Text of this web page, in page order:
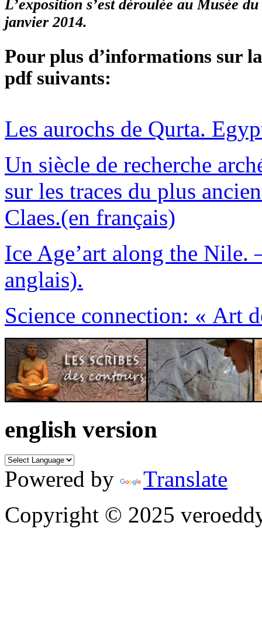
L’exposition s’est déroulée au Musée
janvier 2014.
Pour plus d’informations sur
pdf suivants:
Les aurochs de Qurta.
Un siècle de recherche
sur les traces du plus
Claes.(en français)
Ice Age’art along the Nile.
anglais).
Science connection: « Art
english version
Powered by
Translate
Copyright © 2025